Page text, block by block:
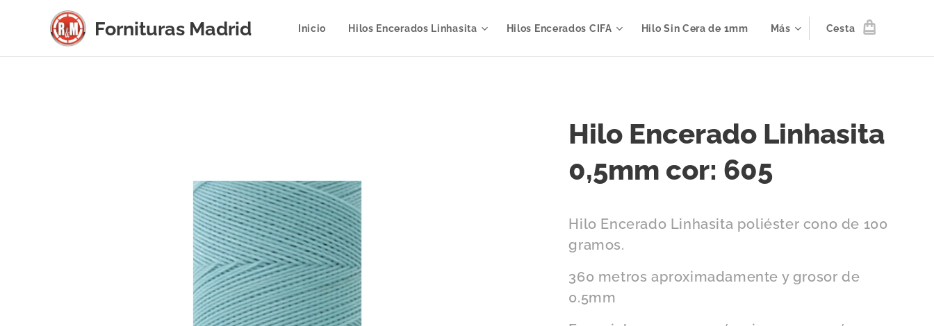
Fornituras Madrid Inicio Hilos Encerados Linhasita Hilos Encerados CIFA Hilo Sin Cera de 1mm Más Cesta
Hilo Encerado Linhasita
0,5mm cor: 605
Hilo Encerado Linhasita poliéster cono de 100
gramos.
360 metros aproximadamente y grosor de
0.5mm